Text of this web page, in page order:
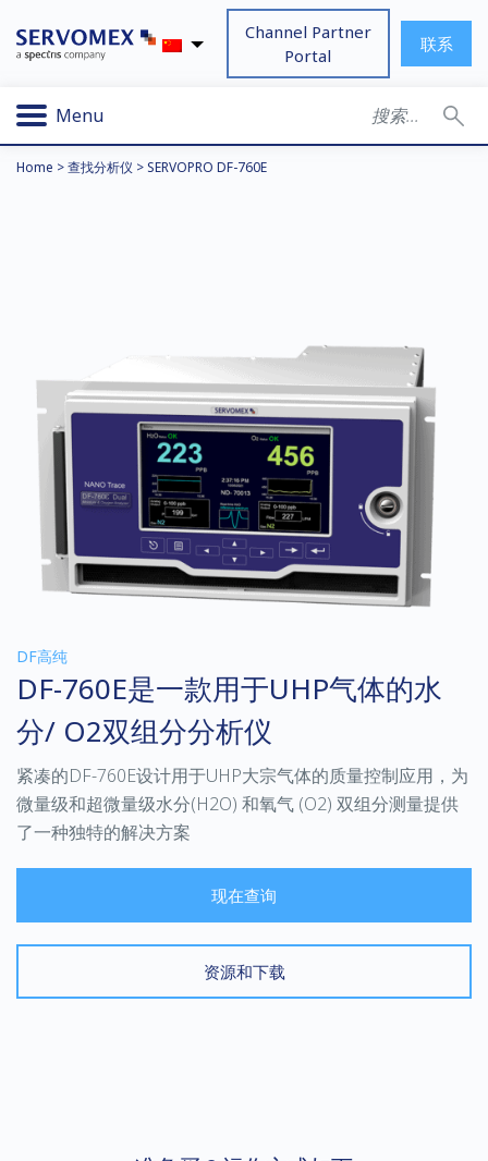
Channel Partner
Portal
联系
Menu
Home >查找分析仪 > SERVOPRO DF-760E
DF高纯
DF-760E是一款用于UHP气体的水
分/ O2双组分分析仪
紧凑的DF-760E设计用于UHP大宗气体的质量控制应用，为
微量级和超微量级水分(H2O) 和氧气 (O2) 双组分测量提供
了一种独特的解决方案
现在查询
资源和下载